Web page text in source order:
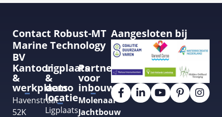
Contact Robust-MT
Marine Technology
BV
Kantoor
&
werkplaats
Havenstraat
52K
Ligplaats
&
demo
locatie
Ligplaats
Partner
voor
inbouw
Molenaar
Jachtbouw
Aangesloten bij